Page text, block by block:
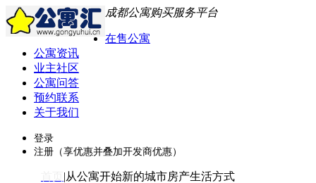
成都公寓购买服务平台
在售公寓
公寓资讯
业主社区
公寓问答
预约联系
关于我们
登录
注册（享优惠并叠加开发商优惠）
|从公寓开始新的城市房产生活方式